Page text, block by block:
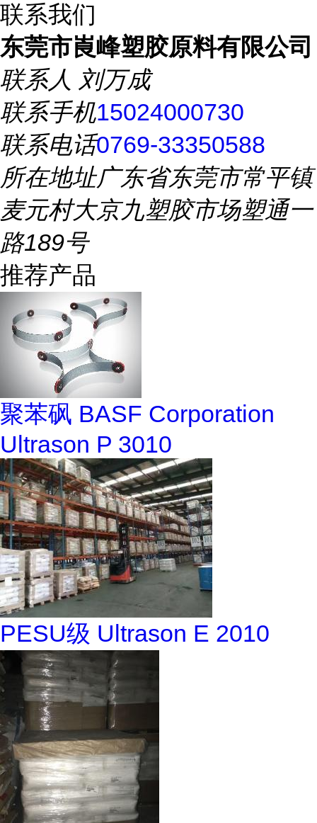
联系我们
东莞市崀峰塑胶原料有限公司
联系人 刘万成
联系手机15024000730
联系电话0769-33350588
所在地址广东省东莞市常平镇
麦元村大京九塑胶市场塑通一
路189号
推荐产品
聚苯砜 BASF Corporation
Ultrason P 3010
PESU级 Ultrason E 2010